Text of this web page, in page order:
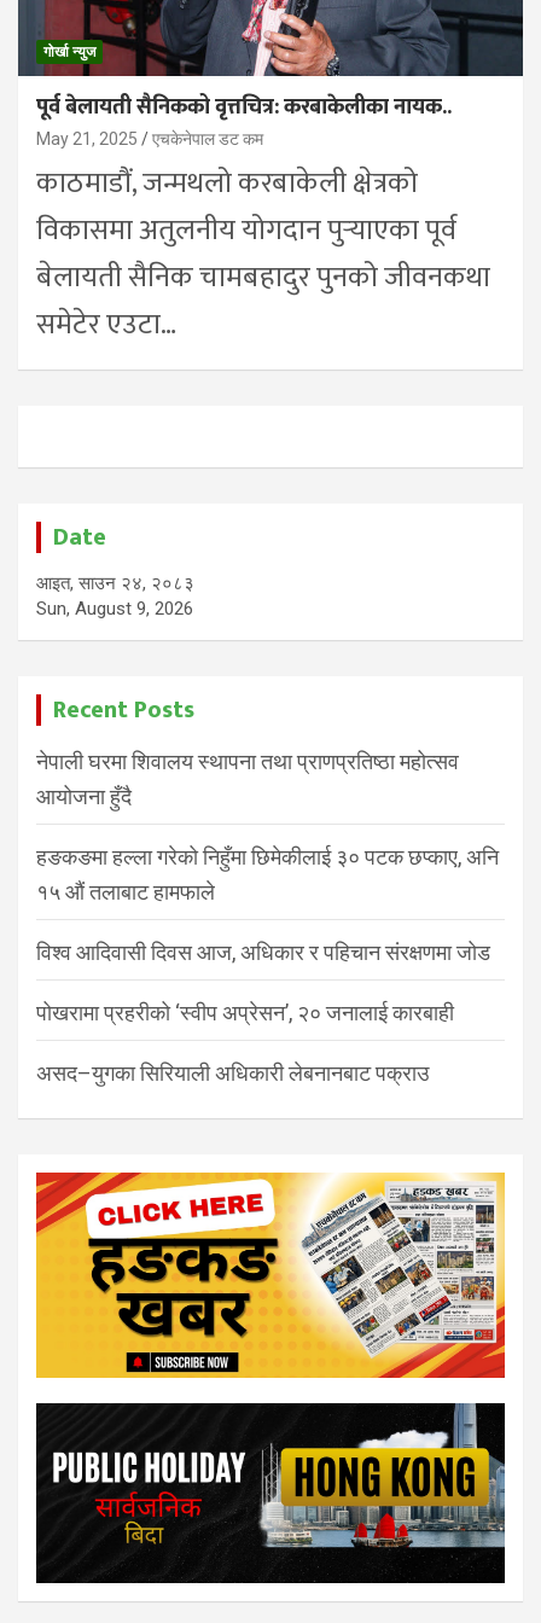
गोर्खा न्युज
पूर्व बेलायती सैनिकको वृत्तचित्र: करबाकेलीका नायक..
May 21, 2025 एचकेनेपाल डट कम
काठमाडौं, जन्मथलो करबाकेली क्षेत्रको
विकासमा अतुलनीय योगदान पुर्‍याएका पूर्व
बेलायती सैनिक चामबहादुर पुनको जीवनकथा
समेटेर एउटा…
Date
आइत, साउन २४, २०८३
Sun, August 9, 2026
Recent Posts
नेपाली घरमा शिवालय स्थापना तथा प्राणप्रतिष्ठा महोत्सव
आयोजना हुँदै
हङकङमा हल्ला गरेको निहुँमा छिमेकीलाई ३० पटक छप्काए, अनि
१५ औं तलाबाट हामफाले
विश्व आदिवासी दिवस आज, अधिकार र पहिचान संरक्षणमा जोड
पोखरामा प्रहरीको ‘स्वीप अप्रेसन’, २० जनालाई कारबाही
असद–युगका सिरियाली अधिकारी लेबनानबाट पक्राउ